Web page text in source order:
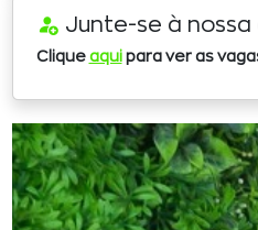
Junte-se à nossa
Clique aquipara ver as